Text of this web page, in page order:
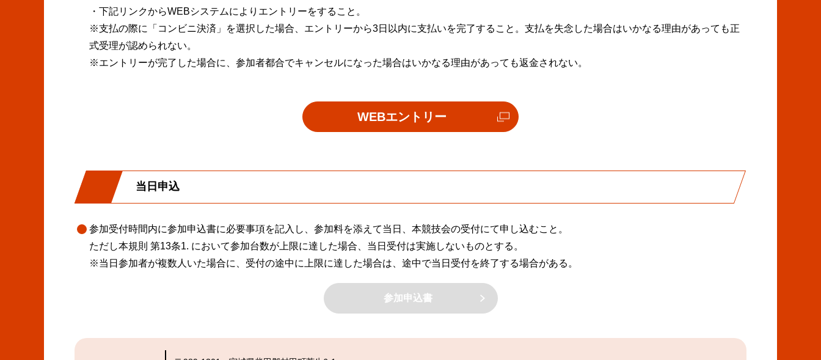
・下記リンクからWEBシステムによりエントリーをすること。
※支払の際に「コンビニ決済」を選択した場合、エントリーから3日以内に支払いを完了すること。支払を失念した場合はいかなる理由があっても正
式受理が認められない。
※エントリーが完了した場合に、参加者都合でキャンセルになった場合はいかなる理由があっても返金されない。
WEBエントリー外
部
当日申込
参加受付時間内に参加申込書に必要事項を記入し、参加料を添えて当日、本競技会の受付にて申し込むこと。
ただし本規則 第13条1. において参加台数が上限に達した場合、当日受付は実施しないものとする。
※当日参加者が複数人いた場合に、受付の途中に上限に達した場合は、途中で当日受付を終了する場合がある。
参加申込書